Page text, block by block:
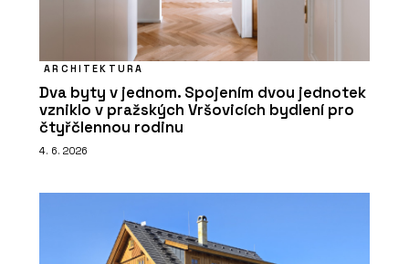
ARCHITEKTURA
Dva byty v jednom. Spojením dvou jednotek
vzniklo v pražských Vršovicích bydlení pro
čtyřčlennou rodinu
4. 6. 2026